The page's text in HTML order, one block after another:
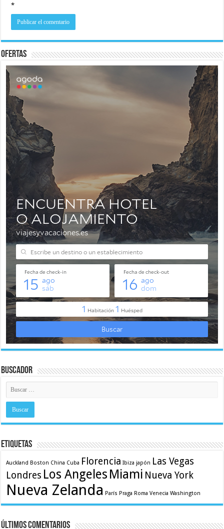
*
Ofertas
Buscador
Etiquetas
Auckland Boston China Cuba Florencia Ibiza japón Las Vegas
Londres Los Angeles Miami Nueva York
Nueva Zelanda París Praga Roma Venecia Washington
Últimos comentarios